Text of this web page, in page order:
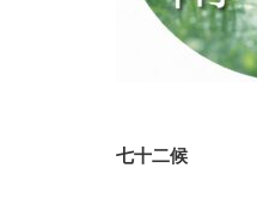
七十二候